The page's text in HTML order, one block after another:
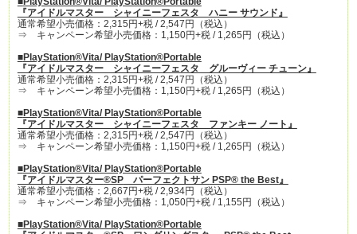
『アイドルマスター シャイニーフェスタ ハニー サウンド』
通常希望小売価格：2,315円+税 / 2,547円（税込）
⇒ キャンペーン希望小売価格：1,150円+税 / 1,265円（税込）
■PlayStation®Vita/ PlayStation®Portable
『アイドルマスター シャイニーフェスタ グルーヴィー チューン』
通常希望小売価格：2,315円+税 / 2,547円（税込）
⇒ キャンペーン希望小売価格：1,150円+税 / 1,265円（税込）
■PlayStation®Vita/ PlayStation®Portable
『アイドルマスター シャイニーフェスタ ファンキー ノート』
通常希望小売価格：2,315円+税 / 2,547円（税込）
⇒ キャンペーン希望小売価格：1,150円+税 / 1,265円（税込）
■PlayStation®Vita/ PlayStation®Portable
『アイドルマスター®SPパーフェクトサンPSP® the Best』
通常希望小売価格：2,667円+税 / 2,934円（税込）
⇒ キャンペーン希望小売価格：1,050円+税 / 1,155円（税込）
■PlayStation®Vita/ PlayStation®Portable